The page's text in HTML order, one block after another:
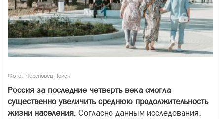
Фото: Череповец-Поиск
Россия за последние четверть века смогла
существенно увеличить среднюю продолжительность
жизни населения. Согласно данным исследования,